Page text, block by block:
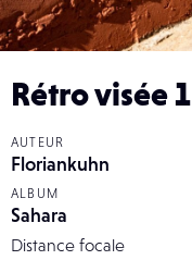
Rétro visée 1
AUTEUR
Floriankuhn
ALBUM
Sahara
Distance focale